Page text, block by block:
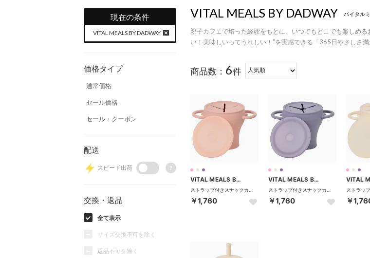
現在の条件
VITAL MEALS BY DADWAY
価格タイプ
通常価格
セール価格
セール・クーポン
配送
スピード出荷 ?
交換・返品
全て表示
サイズ交換不可を除く
返品不可を除く
VITAL MEALS BY DADWAY バイタル
親子カフェで培った経験をもとに、いつでもどこでも楽しめ
い！美味しいってうれしい！”を実感できる「365日やさしさ
商品数： 6件
VITAL MEALS BY DADWAY
￥1,760
VITAL MEALS BY DADWAY
￥1,760 ￥